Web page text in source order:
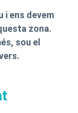
i ens devem
zona.
sou el